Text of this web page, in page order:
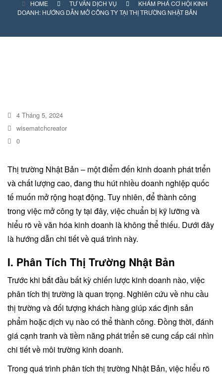
HOME TƯ VẤN DỊCH VỤ
KHÁM PHÁ CƠ HỘI KINH
DOANH: HƯỚNG DẪN MỞ CÔNG TY TẠI THỊ TRƯỜNG NHẬT BẢN
4 Tháng 5, 2024
wisematchcreator
0
Thị trường Nhật Bản – một điểm đến kinh doanh phát triển
và chất lượng cao, đang thu hút nhiều doanh nghiệp quốc
tế muốn mở rộng hoạt động. Tuy nhiên, để thành công
trong việc mở công ty tại đây, việc chuẩn bị kỹ lưỡng và
hiểu rõ về văn hóa kinh doanh là không thể thiếu. Dưới đây
là hướng dẫn chi tiết về quá trình này.
I. Phân Tích Thị Trường Nhật Bản
Trước khi bắt đầu bất kỳ chiến lược kinh doanh nào, việc
phân tích thị trường là quan trọng. Nghiên cứu về nhu cầu
thị trường và đối tượng khách hàng giúp xác định sản
phẩm hoặc dịch vụ nào có thể thành công. Đồng thời, đánh
giá cạnh tranh và tiềm năng phát triển sẽ cung cấp cái nhìn
chi tiết về môi trường kinh doanh.
Trong quá trình phân tích thị trường Nhật Bản, việc hiểu rõ
DỊCH VỤ KIỂM KÊ KHÍ THẢI NHÀ